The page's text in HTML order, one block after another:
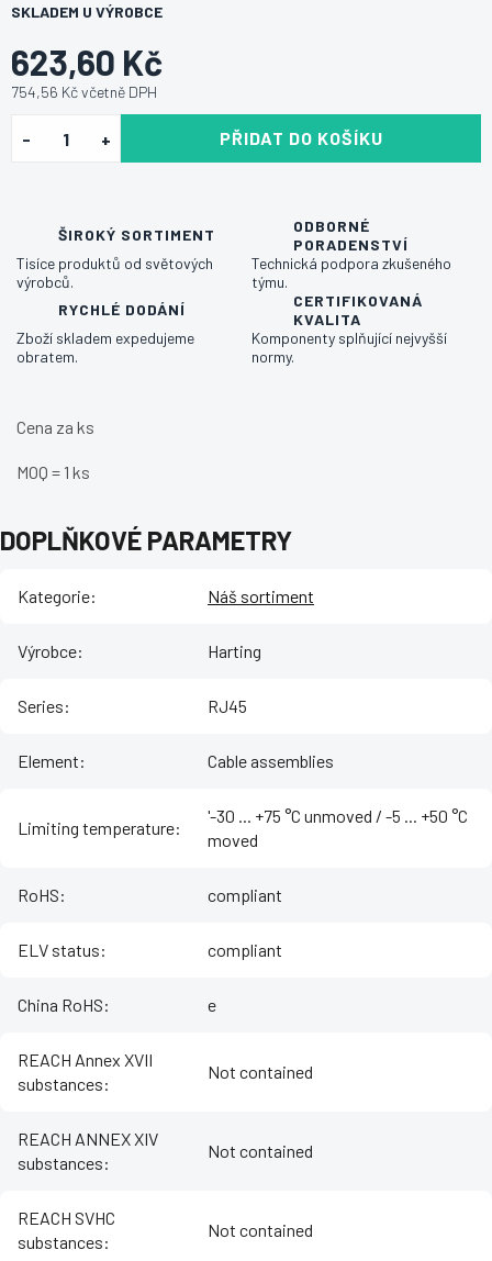
623,60 Kč
754,56 Kč včetně DPH
SKLADEM U VÝROBCE
PŘIDAT DO KOŠÍKU
ŠIROKÝ SORTIMENT
Tisíce produktů od světových
výrobců.
ODBORNÉ
PORADENSTVÍ
Technická podpora zkušeného
týmu.
RYCHLÉ DODÁNÍ
Zboží skladem expedujeme
obratem.
CERTIFIKOVANÁ
KVALITA
Komponenty splňující nejvyšší
normy.
Cena za ks
MOQ = 1 ks
DOPLŇKOVÉ PARAMETRY
Kategorie: Náš sortiment
Výrobce: Harting
Series: RJ45
Element: Cable assemblies
Limiting temperature:
'-30 ... +75 °C unmoved / -5 ... +50 °C
moved
RoHS: compliant
ELV status: compliant
China RoHS: e
REACH Annex XVII
substances:
Not contained
REACH ANNEX XIV
substances:
Not contained
REACH SVHC
substances:
Not contained